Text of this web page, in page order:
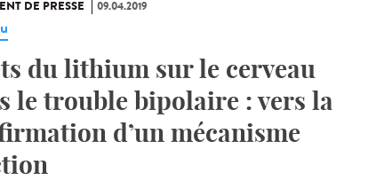
DE PRESSE 09.04.2019
du lithium sur le cerveau
le trouble bipolaire : vers la
d’un mécanisme